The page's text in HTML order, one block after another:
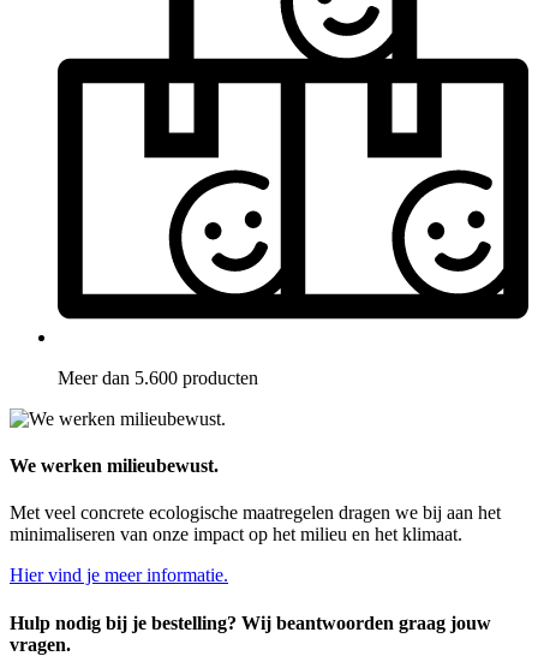
Meer dan 5.600 producten
We werken milieubewust.
Met veel concrete ecologische maatregelen dragen we bij aan het
minimaliseren van onze impact op het milieu en het klimaat.
Hier vind je meer informatie.
Hulp nodig bij je bestelling? Wij beantwoorden graag jouw
vragen.